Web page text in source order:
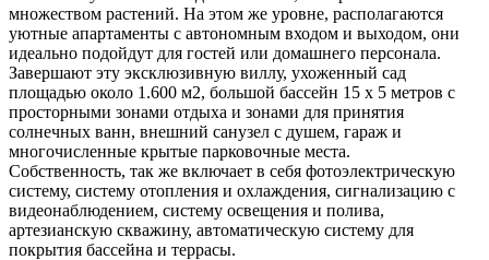
множеством растений. На этом же уровне, располагаются
уютные апартаменты с автономным входом и выходом, они
идеально подойдут для гостей или домашнего персонала.
Завершают эту эксклюзивную виллу, ухоженный сад
площадью около 1.600 м2, большой бассейн 15 х 5 метров с
просторными зонами отдыха и зонами для принятия
солнечных ванн, внешний санузел с душем, гараж и
многочисленные крытые парковочные места.
Собственность, так же включает в себя фотоэлектрическую
систему, систему отопления и охлаждения, сигнализацию с
видеонаблюдением, систему освещения и полива,
артезианскую скважину, автоматическую систему для
покрытия бассейна и террасы.